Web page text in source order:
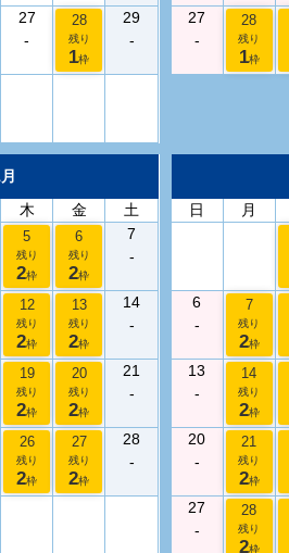
27
-
28
残り
1枠
29
-
27
-
28
残り
1枠
木 金
土
5
残り
2枠
6
残り
2枠
7
-
12
残り
2枠
13
残り
2枠
14
-
19
残り
2枠
20
残り
2枠
21
-
26
残り
2枠
27
残り
2枠
28
-
日
月
6
-
7
残り
2枠
13
-
14
残り
2枠
20
-
21
残り
2枠
27
-
28
残り
2枠